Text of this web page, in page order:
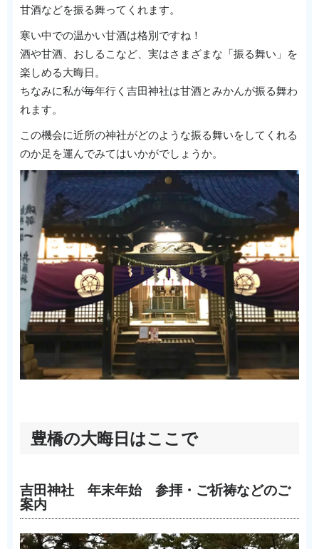
甘酒などを振る舞ってくれます。
寒い中での温かい甘酒は格別ですね！
酒や甘酒、おしるこなど、実はさまざまな「振る舞い」を
楽しめる大晦日。
ちなみに私が毎年行く吉田神社は甘酒とみかんが振る舞わ
れます。
この機会に近所の神社がどのような振る舞いをしてくれる
のか足を運んでみてはいかがでしょうか。
豊橋の大晦日はここで
吉田神社 年末年始 参拝・ご祈祷などのご
案内